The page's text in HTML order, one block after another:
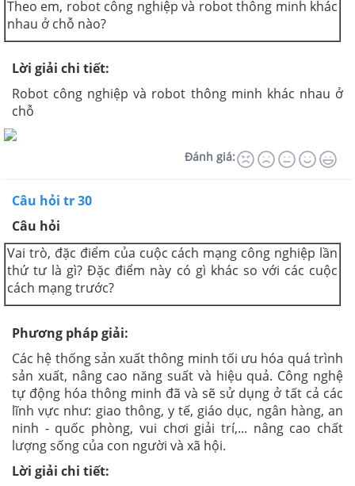
Theo em, robot công nghiệp và robot thông minh khác
nhau ở chỗ nào?
Lời giải chi tiết:
Robot công nghiệp và robot thông minh khác nhau ở
chỗ
Đánh giá:
Câu hỏi tr 30
Câu hỏi
Vai trò, đặc điểm của cuộc cách mạng công nghiệp lần
thứ tư là gì? Đặc điểm này có gì khác so với các cuộc
cách mạng trước?
Phương pháp giải:
Các hệ thống sản xuất thông minh tối ưu hóa quá trình
sản xuất, nâng cao năng suất và hiệu quả. Công nghệ
tự động hóa thông minh đã và sẽ sử dụng ở tất cả các
lĩnh vực như: giao thông, y tế, giáo dục, ngân hàng, an
ninh - quốc phòng, vui chơi giải trí,... nâng cao chất
lượng sống của con người và xã hội.
Lời giải chi tiết: